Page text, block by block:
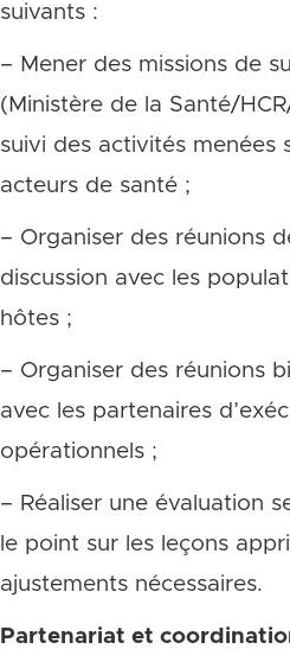
suivants :
– Mener des missions de
(Ministère de la Santé/
suivi des activités menées
acteurs de santé ;
– Organiser des réunions
discussion avec les
hôtes ;
– Organiser des réunions
avec les partenaires
opérationnels ;
– Réaliser une évaluation
le point sur les leçons
ajustements nécessaires.
Partenariat et